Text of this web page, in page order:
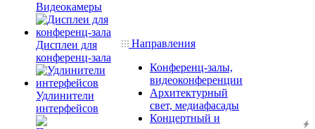
Видеокамеры
Дисплеи для
конференц-зала
Удлинители
интерфейсов
Направления
Конференц-залы,
видеоконференции
Архитектурный
свет, медиафасады
Концертный и